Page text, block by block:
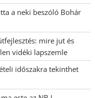
a neki beszóló Bohár
mire jut és
vidéki lapszemle
időszakra tekinthet